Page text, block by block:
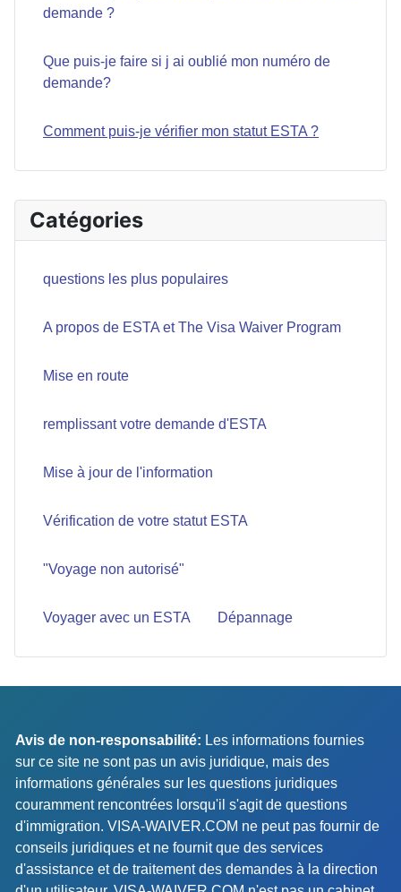
Catégories
questions les plus populaires
A propos de ESTA et The Visa Waiver Program
Mise en route
remplissant votre demande d'ESTA
Mise à jour de l'information
Vérification de votre statut ESTA
"Voyage non autorisé"
Voyager avec un ESTA Dépannage
demande ?
Que puis-je faire si j ai oublié mon numéro de
demande?
Comment puis-je vérifier mon statut ESTA ?
Avis de non-responsabilité: Les informations fournies
sur ce site ne sont pas un avis juridique, mais des
informations générales sur les questions juridiques
couramment rencontrées lorsqu'il s'agit de questions
d'immigration. VISA-WAIVER.COM ne peut pas fournir de
conseils juridiques et ne fournit que des services
d'assistance et de traitement des demandes à la direction